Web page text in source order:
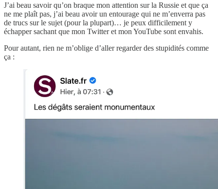
J’ai beau savoir qu’on braque mon attention sur la Russie et que ça
ne me plaît pas, j’ai beau avoir un entourage qui ne m’enverra pas
de trucs sur le sujet (pour la plupart)… je peux difficilement y
échapper sachant que mon Twitter et mon YouTube sont envahis.
Pour autant, rien ne m’oblige d’aller regarder des stupidités comme
ça :